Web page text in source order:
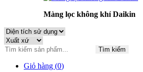
Màng lọc không khí Daikin
Tìm kiếm
Giỏ hàng (0)